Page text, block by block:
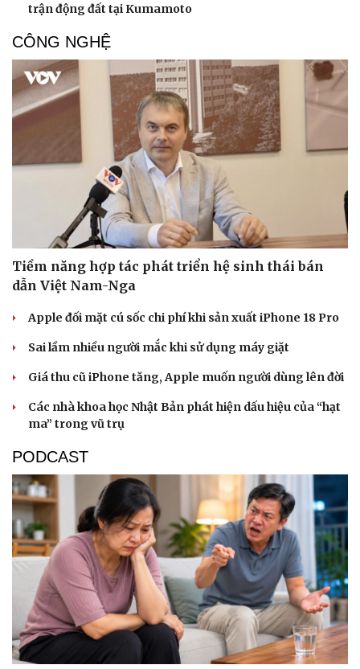
Văn hóa
Sân khấu - Điện ảnh
Văn học
Âm nhạc
Di sản
Giải trí
Nghệ sĩ
Thời trang
Sao Việt
trận động đất tại Kumamoto
CÔNG NGHỆ
Tiềm năng hợp tác phát triển hệ sinh thái bán
dẫn Việt Nam-Nga
Apple đối mặt cú sốc chi phí khi sản xuất iPhone 18 Pro
Sai lầm nhiều người mắc khi sử dụng máy giặt
Giá thu cũ iPhone tăng, Apple muốn người dùng lên đời
Các nhà khoa học Nhật Bản phát hiện dấu hiệu của “hạt
ma” trong vũ trụ
PODCAST